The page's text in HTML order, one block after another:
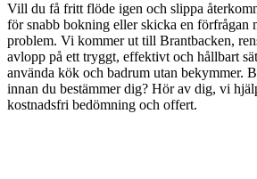
Vill du få fritt flöde igen och slippa
för snabb bokning eller skicka en förfrågan
problem. Vi kommer ut till Brantbacken,
avlopp på ett tryggt, effektivt och hållbart
använda kök och badrum utan bekymmer.
innan du bestämmer dig? Hör av dig, vi
kostnadsfri bedömning och offert.